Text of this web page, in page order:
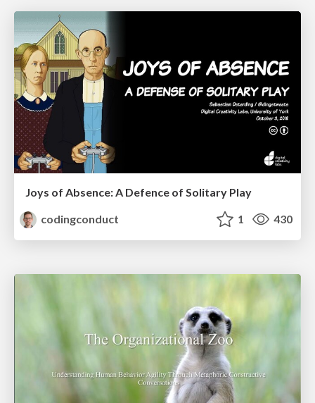
Joys of Absence: A Defence of Solitary Play
codingconduct
1 430